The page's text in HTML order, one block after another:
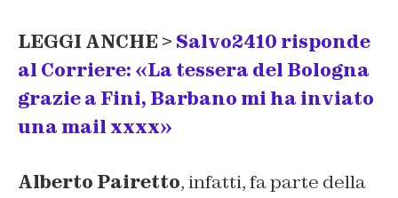
LEGGI ANCHE > Salvo2410 risponde
al Corriere: «La tessera del Bologna
grazie a Fini, Barbano mi ha inviato
una mail xxxx»
Alberto Pairetto, infatti, fa parte della